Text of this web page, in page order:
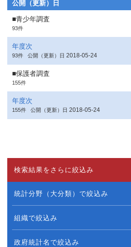
公開（更新）日
■青少年調査
93件
年度次
93件 公開（更新）日 2018-05-24
■保護者調査
155件
年度次
155件 公開（更新）日 2018-05-24
検索結果をさらに絞込み
統計分野（大分類）で絞込み
組織で絞込み
政府統計名で絞込み